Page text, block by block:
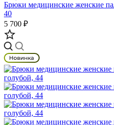
Брюки медицинские женские
40
5 700 ₽